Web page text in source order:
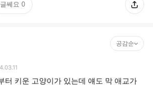
글쎄요 0
공감순
터 키운 고양이가 있는데 얘도 막 애교가